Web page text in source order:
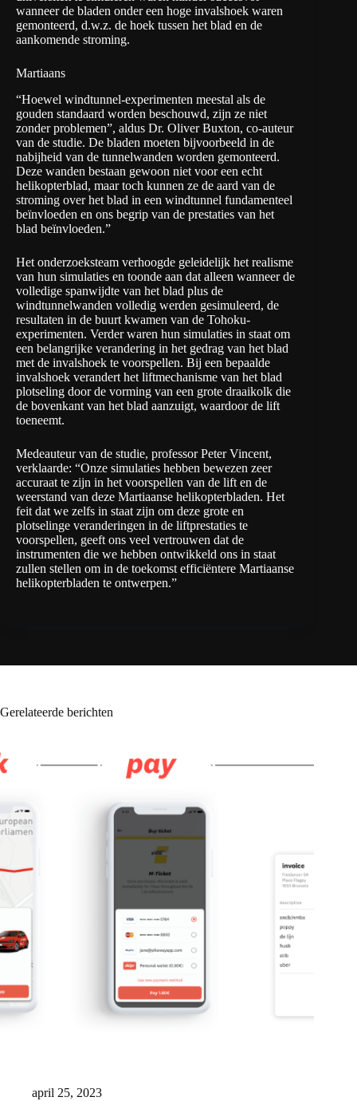
wanneer de bladen onder een hoge invalshoek waren
gemonteerd, d.w.z. de hoek tussen het blad en de
aankomende stroming.
Martiaans
“Hoewel windtunnel-experimenten meestal als de
gouden standaard worden beschouwd, zijn ze niet
zonder problemen”, aldus Dr. Oliver Buxton, co-auteur
van de studie. De bladen moeten bijvoorbeeld in de
nabijheid van de tunnelwanden worden gemonteerd.
Deze wanden bestaan gewoon niet voor een echt
helikopterblad, maar toch kunnen ze de aard van de
stroming over het blad in een windtunnel fundamenteel
beïnvloeden en ons begrip van de prestaties van het
blad beïnvloeden.”
Het onderzoeksteam verhoogde geleidelijk het realisme
van hun simulaties en toonde aan dat alleen wanneer de
volledige spanwijdte van het blad plus de
windtunnelwanden volledig werden gesimuleerd, de
resultaten in de buurt kwamen van de Tohoku-
experimenten. Verder waren hun simulaties in staat om
een belangrijke verandering in het gedrag van het blad
met de invalshoek te voorspellen. Bij een bepaalde
invalshoek verandert het liftmechanisme van het blad
plotseling door de vorming van een grote draaikolk die
de bovenkant van het blad aanzuigt, waardoor de lift
toeneemt.
Medeauteur van de studie, professor Peter Vincent,
verklaarde: “Onze simulaties hebben bewezen zeer
accuraat te zijn in het voorspellen van de lift en de
weerstand van deze Martiaanse helikopterbladen. Het
feit dat we zelfs in staat zijn om deze grote en
plotselinge veranderingen in de liftprestaties te
voorspellen, geeft ons veel vertrouwen dat de
instrumenten die we hebben ontwikkeld ons in staat
zullen stellen om in de toekomst efficiëntere Martiaanse
helikopterbladen te ontwerpen.”
Gerelateerde berichten
april 25, 2023